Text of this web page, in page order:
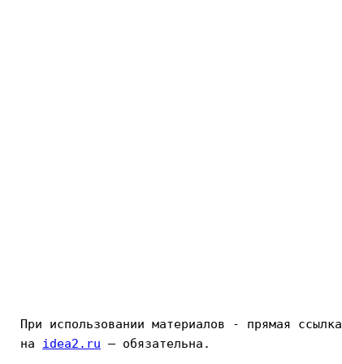
При использовании материалов - прямая ссылка
на idea2.ru — обязательна.